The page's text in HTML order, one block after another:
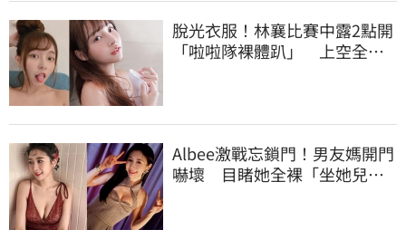
脫光衣服！林襄比賽中露2點開
「啦啦隊裸體趴」 上空全裸
Albee激戰忘鎖門！男友媽開門
嚇壞 目睹她全裸「坐她兒子